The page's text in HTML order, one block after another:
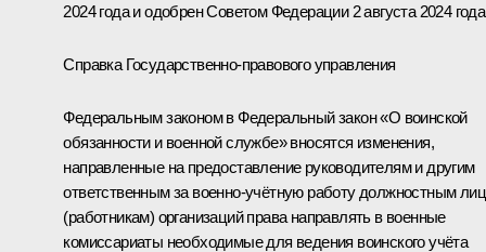
2024 года и одобрен Советом Федерации 2 августа 2024
Справка Государственно-правового управления
Федеральным законом в Федеральный закон «О воинской
обязанности и военной службе» вносятся изменения,
направленные на предоставление руководителям и другим
ответственным за военно­-учётную работу должностным
(работникам) организаций права направлять в военные
комиссариаты необходимые для ведения воинского учёта